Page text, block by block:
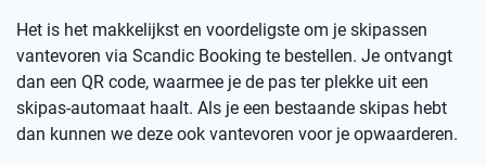
Het is het makkelijkst en voordeligste om je skipassen
vantevoren via Scandic Booking te bestellen. Je ontvangt
dan een QR code, waarmee je de pas ter plekke uit een
skipas-automaat haalt. Als je een bestaande skipas hebt
dan kunnen we deze ook vantevoren voor je opwaarderen.